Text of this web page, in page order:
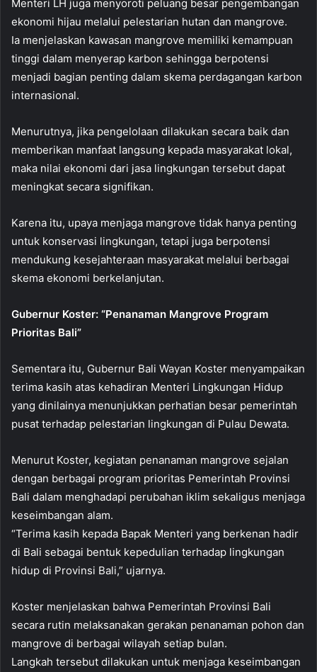
Menteri LH juga menyoroti peluang besar pengembangan
ekonomi hijau melalui pelestarian hutan dan mangrove.
Ia menjelaskan kawasan mangrove memiliki kemampuan
tinggi dalam menyerap karbon sehingga berpotensi
menjadi bagian penting dalam skema perdagangan karbon
internasional.
Menurutnya, jika pengelolaan dilakukan secara baik dan
memberikan manfaat langsung kepada masyarakat lokal,
maka nilai ekonomi dari jasa lingkungan tersebut dapat
meningkat secara signifikan.
Karena itu, upaya menjaga mangrove tidak hanya penting
untuk konservasi lingkungan, tetapi juga berpotensi
mendukung kesejahteraan masyarakat melalui berbagai
skema ekonomi berkelanjutan.
Gubernur Koster: “Penanaman Mangrove Program
Prioritas Bali”
Sementara itu, Gubernur Bali Wayan Koster menyampaikan
terima kasih atas kehadiran Menteri Lingkungan Hidup
yang dinilainya menunjukkan perhatian besar pemerintah
pusat terhadap pelestarian lingkungan di Pulau Dewata.
Menurut Koster, kegiatan penanaman mangrove sejalan
dengan berbagai program prioritas Pemerintah Provinsi
Bali dalam menghadapi perubahan iklim sekaligus menjaga
keseimbangan alam.
“Terima kasih kepada Bapak Menteri yang berkenan hadir
di Bali sebagai bentuk kepedulian terhadap lingkungan
hidup di Provinsi Bali,” ujarnya.
Koster menjelaskan bahwa Pemerintah Provinsi Bali
secara rutin melaksanakan gerakan penanaman pohon dan
mangrove di berbagai wilayah setiap bulan.
Langkah tersebut dilakukan untuk menjaga keseimbangan